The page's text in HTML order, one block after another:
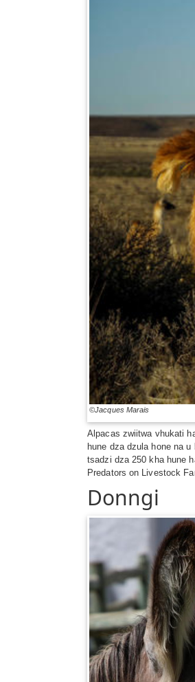
©Jacques Marais
Alpacas zwiitwa vhukati
hune dza dzula hone na
tsadzi dza 250 kha hune
Predators on Livestock
Donngi